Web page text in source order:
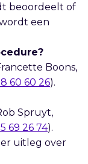
beoordeelt of
een
Boons,
60 60 26).
Spruyt,
69 26 74).
uitleg over